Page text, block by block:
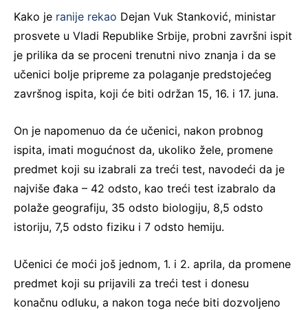
Kako je ranije rekao Dejan Vuk Stanković, ministar
prosvete u Vladi Republike Srbije, probni završni ispit
je prilika da se proceni trenutni nivo znanja i da se
učenici bolje pripreme za polaganje predstojećeg
završnog ispita, koji će biti održan 15, 16. i 17. juna.
On je napomenuo da će učenici, nakon probnog
ispita, imati mogućnost da, ukoliko žele, promene
predmet koji su izabrali za treći test, navodeći da je
najviše đaka – 42 odsto, kao treći test izabralo da
polaže geografiju, 35 odsto biologiju, 8,5 odsto
istoriju, 7,5 odsto fiziku i 7 odsto hemiju.
Učenici će moći još jednom, 1. i 2. aprila, da promene
predmet koji su prijavili za treći test i donesu
konačnu odluku, a nakon toga neće biti dozvoljeno